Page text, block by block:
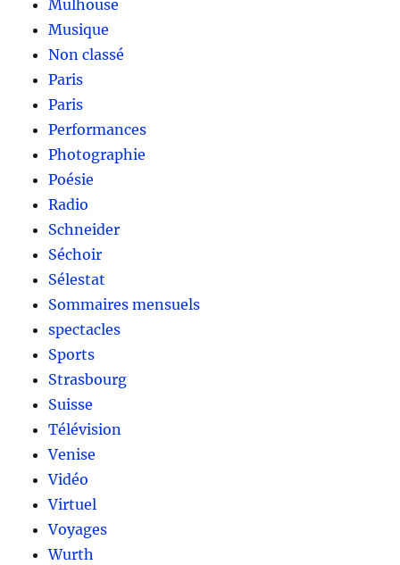
Mulhouse
Musique
Non classé
Paris
Paris
Performances
Photographie
Poésie
Radio
Schneider
Séchoir
Sélestat
Sommaires mensuels
spectacles
Sports
Strasbourg
Suisse
Télévision
Venise
Vidéo
Virtuel
Voyages
Wurth